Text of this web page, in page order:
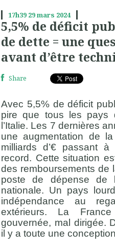
17h39 29mars 2024
5,5% de déficit
de dette = une
avant d’être
Share
Avec 5,5% de déficit
pire que tous les pays
l’Italie. Les 7 dernières
une augmentation de
milliards d’€ passant
record. Cette situation
des remboursements de
poste de dépense de
nationale. Un pays
indépendance au
extérieurs. La
gouvernée, mal dirigée.
il y a toute une